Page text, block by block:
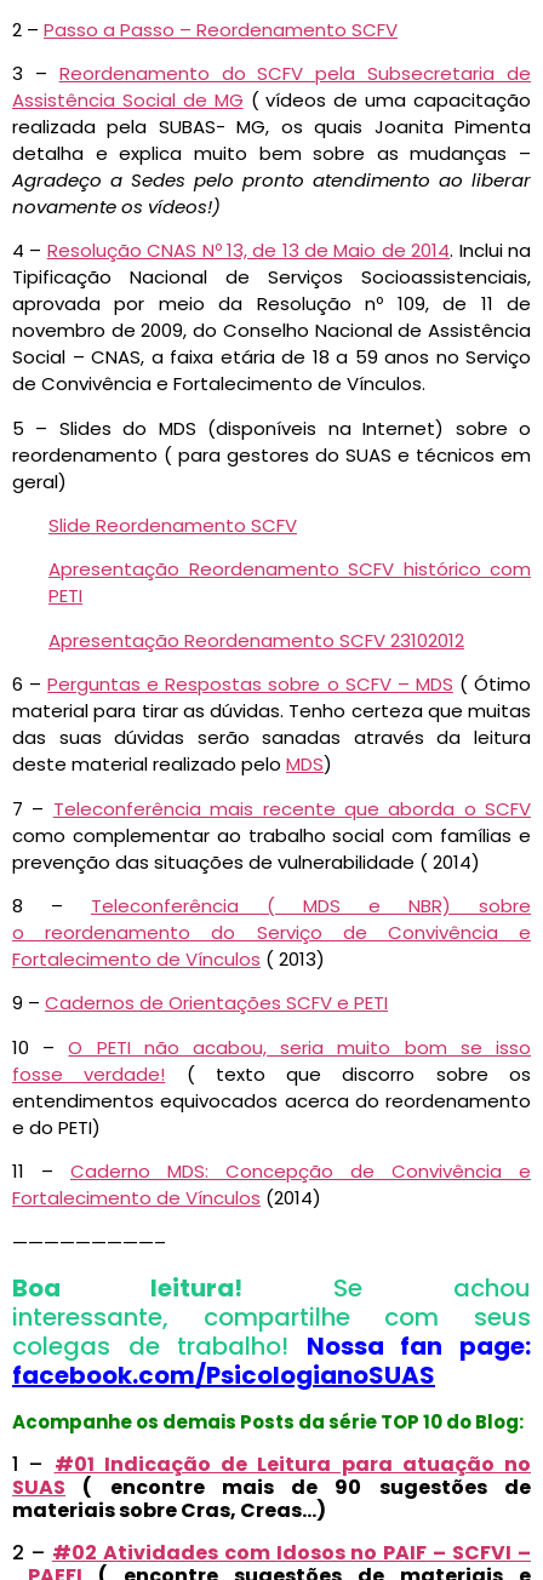
2 – Passo a Passo – Reordenamento SCFV
3 – Reordenamento do SCFV pela Subsecretaria de
Assistência Social de MG ( vídeos de uma capacitação
realizada pela SUBAS- MG, os quais Joanita Pimenta
detalha e explica muito bem sobre as mudanças –
Agradeço a Sedes pelo pronto atendimento ao liberar
novamente os vídeos!)
4 – Resolução CNAS Nº 13, de 13 de Maio de 2014. Inclui na
Tipificação Nacional de Serviços Socioassistenciais,
aprovada por meio da Resolução nº 109, de 11 de
novembro de 2009, do Conselho Nacional de Assistência
Social – CNAS, a faixa etária de 18 a 59 anos no Serviço
de Convivência e Fortalecimento de Vínculos.
5 – Slides do MDS (disponíveis na Internet) sobre o
reordenamento ( para gestores do SUAS e técnicos em
geral)
Slide Reordenamento SCFV
Apresentação Reordenamento SCFV histórico com
PETI
Apresentação Reordenamento SCFV 23102012
6 –Perguntas e Respostas sobre o SCFV – MDS ( Ótimo
material para tirar as dúvidas. Tenho certeza que muitas
das suas dúvidas serão sanadas através da leitura
deste material realizado pelo MDS)
7 – Teleconferência mais recente que aborda o SCFV
como complementar ao trabalho social com famílias e
prevenção das situações de vulnerabilidade ( 2014)
8 – Teleconferência ( MDS e NBR) sobre
o reordenamento do Serviço de Convivência e
Fortalecimento de Vínculos ( 2013)
9 – Cadernos de Orientações SCFV e PETI
10 –O PETI não acabou, seria muito bom se isso
fosse verdade! ( texto que discorro sobre os
entendimentos equivocados acerca do reordenamento
e do PETI)
11 – Caderno MDS: Concepção de Convivência e
Fortalecimento de Vínculos (2014)
—————————–
Boa leitura! Se achou
interessante, compartilhe com seus
colegas de trabalho! Nossa fan page:
facebook.com/PsicologianoSUAS
Acompanhe os demais Posts da série TOP 10 do Blog:
1 – #01 Indicação de Leitura para atuação no
SUAS ( encontre mais de 90 sugestões de
materiais sobre Cras, Creas…)
2 – #02 Atividades com Idosos no PAIF – SCFVI –